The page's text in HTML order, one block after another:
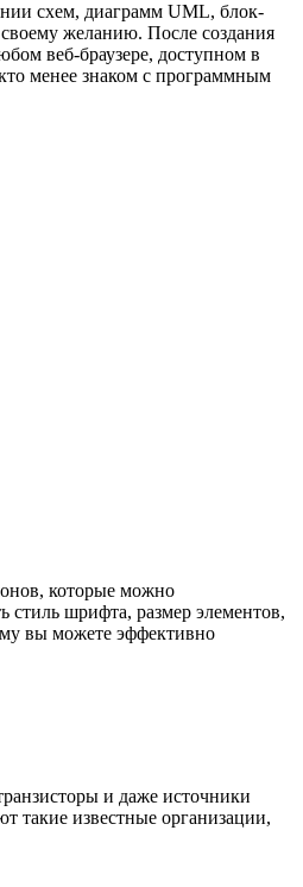
схем, диаграмм UML, блок-
желанию. После создания
веб-браузере, доступном в
менее знаком с программным
которые можно
шрифта, размер элементов,
вы можете эффективно
и даже источники
такие известные организации,